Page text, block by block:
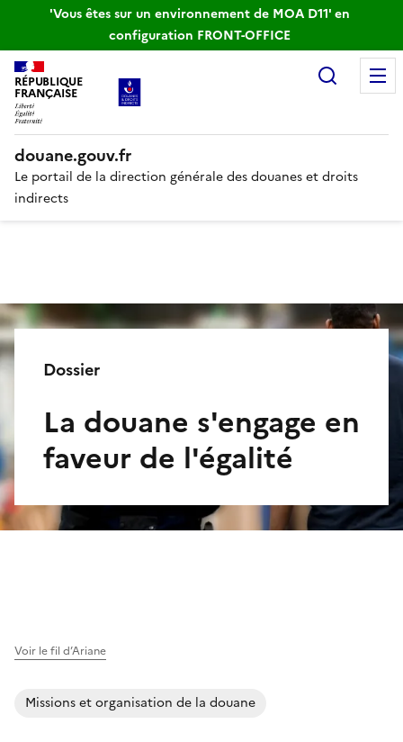
'Vous êtes sur un environnement de MOA D11' en
configuration FRONT-OFFICE
RÉPUBLIQUE
FRANÇAISE
douane.gouv.fr
Le portail de la direction générale des douanes et droits
indirects
Dossier
La douane s'engage en
faveur de l'égalité
Voir le fil d’Ariane
Missions et organisation de la douane